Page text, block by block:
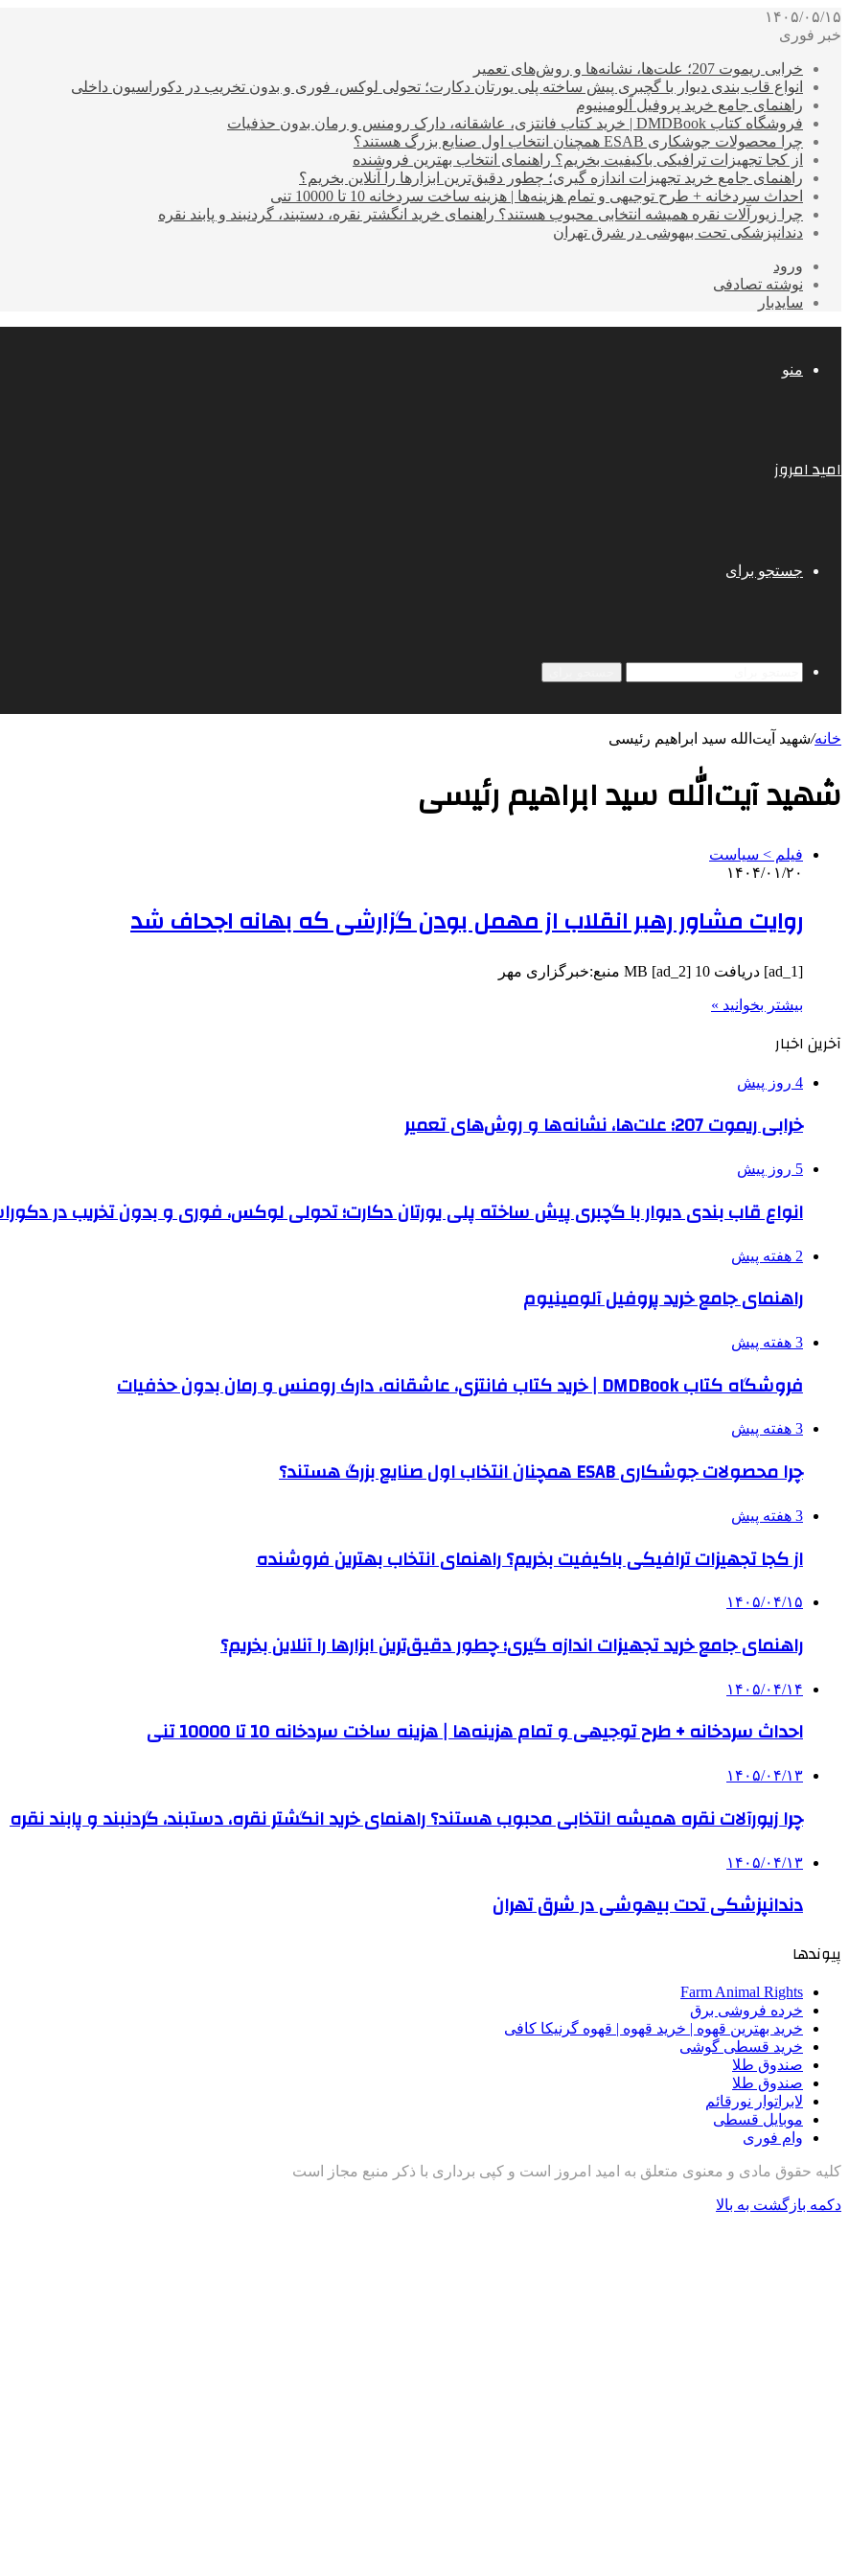
۱۴۰۵/۰۵/۱۵
خبر فوری
خرابی ریموت 207؛ علت‌ها، نشانه‌ها و روش‌های تعمیر
انواع قاب بندی دیوار با گچبری پیش ساخته پلی یورتان دکارت؛ تحولی لوکس، فوری و بدون تخریب در دکوراسیون داخلی
راهنمای جامع خرید پروفیل آلومینیوم
فروشگاه کتاب DMDBook | خرید کتاب فانتزی، عاشقانه، دارک رومنس و رمان بدون حذفیات
چرا محصولات جوشکاری ESAB همچنان انتخاب اول صنایع بزرگ هستند؟
از کجا تجهیزات ترافیکی باکیفیت بخریم؟ راهنمای انتخاب بهترین فروشنده
راهنمای جامع خرید تجهیزات اندازه گیری؛ چطور دقیق‌ترین ابزارها را آنلاین بخریم؟
احداث سردخانه + طرح توجیهی و تمام هزینه‌ها | هزینه ساخت سردخانه 10 تا 10000 تنی
چرا زیورآلات نقره همیشه انتخابی محبوب هستند؟ راهنمای خرید انگشتر نقره، دستبند، گردنبند و پابند نقره
دندانپزشکی تحت بیهوشی در شرق تهران
ورود
نوشته تصادفی
سایدبار
منو
امید امروز
جستجو برای
خانه/شهید آیت‌الله سید ابراهیم رئیسی
شهید آیت‌الله سید ابراهیم رئیسی
فیلم > سیاست
۱۴۰۴/۰۱/۲۰
روایت مشاور رهبر انقلاب از مهمل بودن گزارشی که بهانه اجحاف شد
[ad_1] دریافت 10 MB [ad_2] منبع:خبرگزاری مهر
بیشتر بخوانید »
آخرین اخبار
4 روز پیش
خرابی ریموت 207؛ علت‌ها، نشانه‌ها و روش‌های تعمیر
5 روز پیش
انواع قاب بندی دیوار با گچبری پیش ساخته پلی یورتان دکارت؛ تحولی لوکس، فوری و بدون تخریب در
2 هفته پیش
راهنمای جامع خرید پروفیل آلومینیوم
3 هفته پیش
فروشگاه کتاب DMDBook | خرید کتاب فانتزی، عاشقانه، دارک رومنس و رمان بدون حذفیات
3 هفته پیش
چرا محصولات جوشکاری ESAB همچنان انتخاب اول صنایع بزرگ هستند؟
3 هفته پیش
از کجا تجهیزات ترافیکی باکیفیت بخریم؟ راهنمای انتخاب بهترین فروشنده
۱۴۰۵/۰۴/۱۵
راهنمای جامع خرید تجهیزات اندازه گیری؛ چطور دقیق‌ترین ابزارها را آنلاین بخریم؟
۱۴۰۵/۰۴/۱۴
احداث سردخانه + طرح توجیهی و تمام هزینه‌ها | هزینه ساخت سردخانه 10 تا 10000 تنی
۱۴۰۵/۰۴/۱۳
چرا زیورآلات نقره همیشه انتخابی محبوب هستند؟ راهنمای خرید انگشتر نقره، دستبند، گردنبند و پابند نقره
۱۴۰۵/۰۴/۱۳
دندانپزشکی تحت بیهوشی در شرق تهران
پیوندها
Farm Animal Rights
خرده فروشی برق
خرید بهترین قهوه | خرید قهوه | قهوه گرنیکا کافی
خرید قسطی گوشی
صندوق طلا
صندوق طلا
لابراتوار نورقائم
موبایل قسطی
وام فوری
کلیه حقوق مادی و معنوی متعلق به امید امروز است و کپی برداری با ذکر منبع مجاز است
دکمه بازگشت به بالا